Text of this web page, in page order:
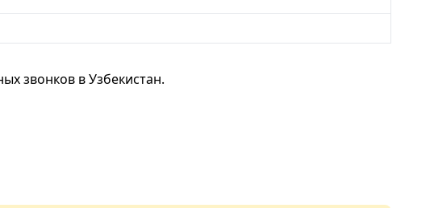
звонков в Узбекистан.